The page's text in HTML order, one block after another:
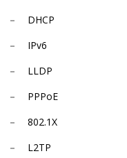
DHCP
IPv6
LLDP
PPPoE
802.1X
L2TP